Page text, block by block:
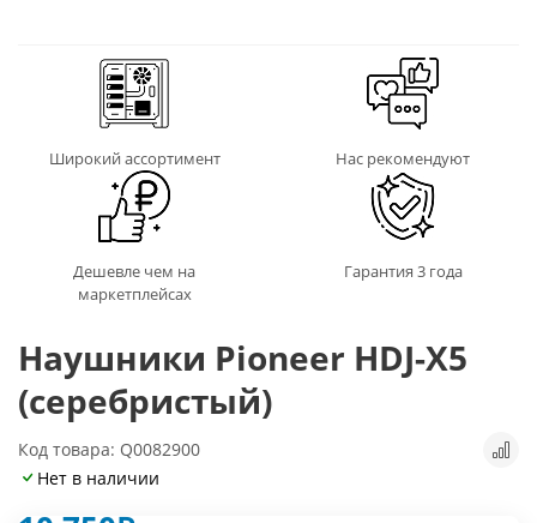
Широкий ассортимент Нас рекомендуют
Дешевле чем на
маркетплейсах
Гарантия 3 года
Наушники Pioneer HDJ-X5
(серебристый)
Код товара: Q0082900
Нет в наличии